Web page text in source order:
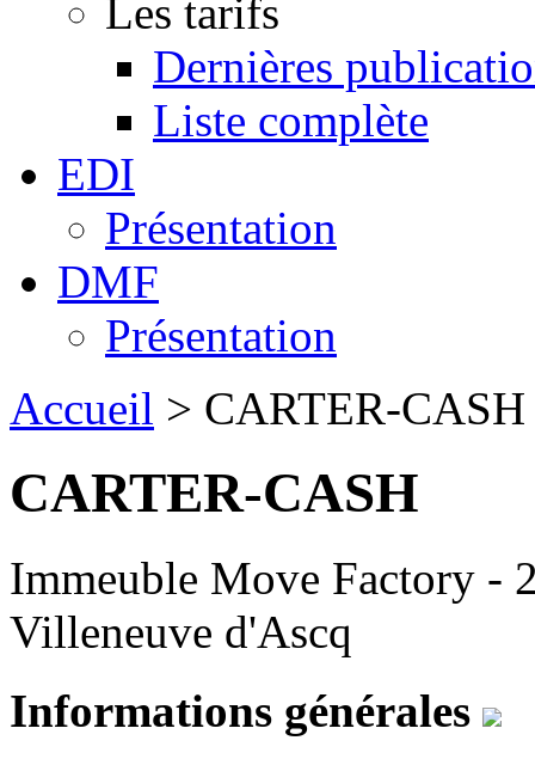
Les tarifs
Dernières
Liste complète
EDI
Présentation
DMF
Présentation
Accueil > CARTER-CASH
CARTER-CASH
Immeuble Move Factory -
Villeneuve d'Ascq
Informations générales